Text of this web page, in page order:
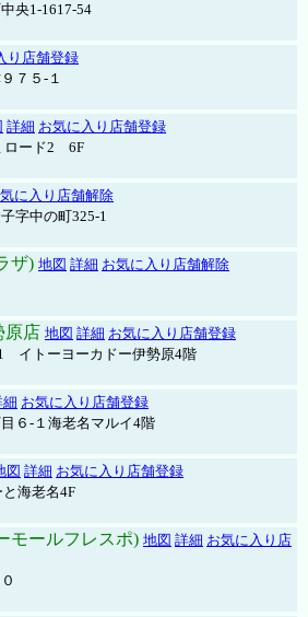
央1-1617-54
り店舗登録
７５-１
詳細 お気に入り店舗登録
ロード2 6F
に入り店舗解除
字中の町325-1
ザ) 地図 詳細 お気に入り店舗解除
原店 地図 詳細 お気に入り店舗登録
イトーヨーカドー伊勢原4階
細 お気に入り店舗登録
６-１海老名マルイ4階
図 詳細 お気に入り店舗登録
海老名4F
モールフレスポ) 地図 詳細 お気に入り店